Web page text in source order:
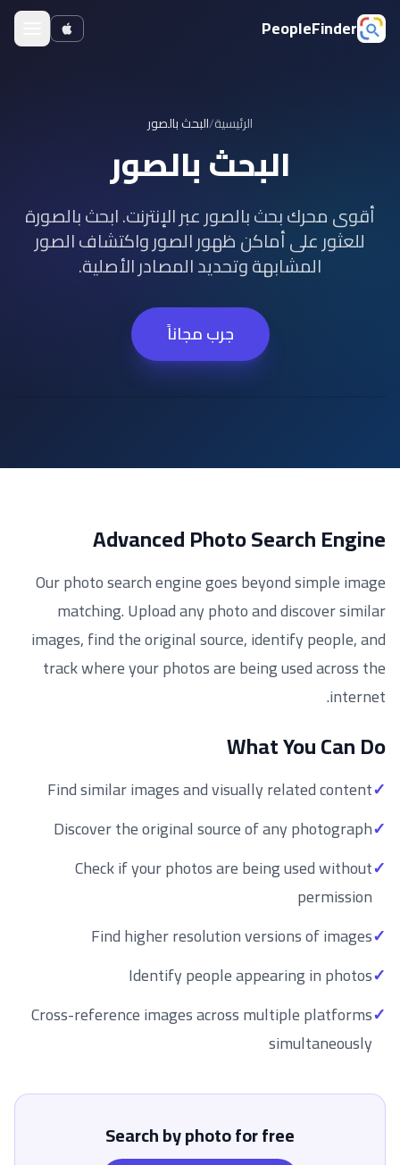
PeopleFinder
الرئيسية/البحث بالصور
البحث بالصور
أقوى محرك بحث بالصور عبر الإنترنت. ابحث بالصورة
للعثور على أماكن ظهور الصور واكتشاف الصور
المشابهة وتحديد المصادر الأصلية.
جرب مجاناً
Advanced Photo Search Engine
Our photo search engine goes beyond simple image
matching. Upload any photo and discover similar
images, find the original source, identify people, and
track where your photos are being used across the
internet.
What You Can Do
✓
Find similar images and visually related content
✓
Discover the original source of any photograph
✓
Check if your photos are being used without
permission
✓
Find higher resolution versions of images
✓
Identify people appearing in photos
✓
Cross-reference images across multiple platforms
simultaneously
Search by photo for free